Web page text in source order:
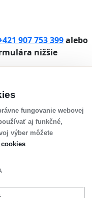
907 753 399alebo
nižšie
fungovanie webovej
aj funkčné,
výber môžete